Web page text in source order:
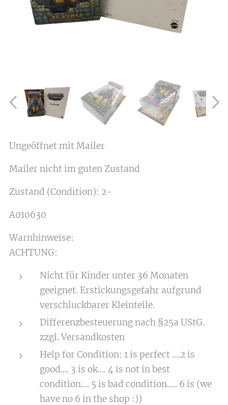
Ungeöffnet mit Mailer
Mailer nicht im guten Zustand
Zustand (Condition): 2-
A010630
Warnhinweise:
ACHTUNG:
Nicht für Kinder unter 36 Monaten
geeignet. Erstickungsgefahr aufgrund
verschluckbarer Kleinteile.
Differenzbesteuerung nach §25a UStG.
zzgl. Versandkosten
Help for Condition: 1 is perfect ....2 is
good.... 3 is ok.... 4 is not in best
condition.... 5 is bad condition..... 6 is (we
have no 6 in the shop :))